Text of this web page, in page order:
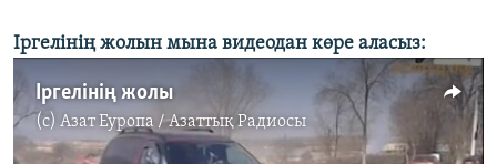
Іргелінің жолын мына видеодан көре аласыз:
Іргелінің жолы
(c) Азат Еуропа / Азаттық Радиосы